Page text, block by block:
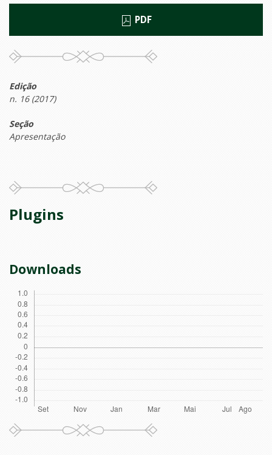
PDF
Edição
n. 16 (2017)
Seção
Apresentação
Plugins
Downloads